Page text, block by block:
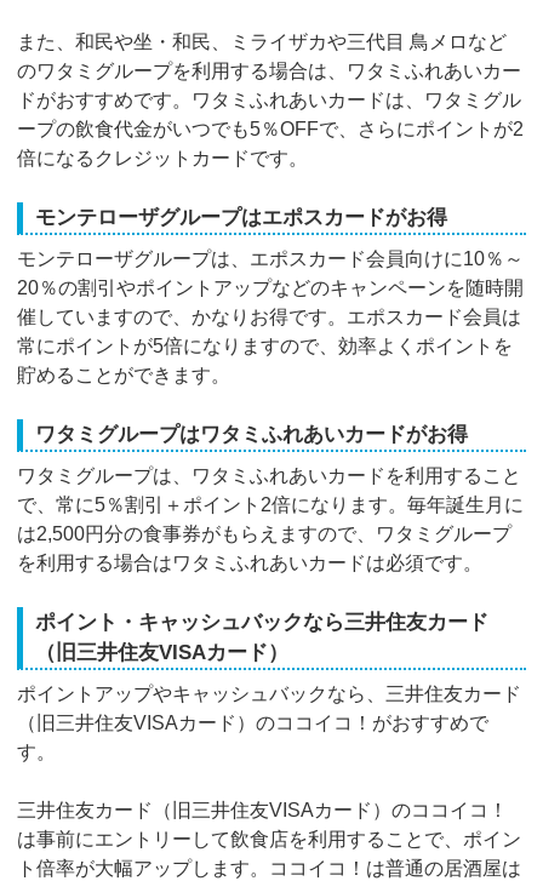
また、和民や坐・和民、ミライザカや三代目 鳥メロなど
のワタミグループを利用する場合は、ワタミふれあいカー
ドがおすすめです。ワタミふれあいカードは、ワタミグル
ープの飲食代金がいつでも5％OFFで、さらにポイントが2
倍になるクレジットカードです。
モンテローザグループはエポスカードがお得
モンテローザグループは、エポスカード会員向けに10％～
20％の割引やポイントアップなどのキャンペーンを随時開
催していますので、かなりお得です。エポスカード会員は
常にポイントが5倍になりますので、効率よくポイントを
貯めることができます。
ワタミグループはワタミふれあいカードがお得
ワタミグループは、ワタミふれあいカードを利用すること
で、常に5％割引＋ポイント2倍になります。毎年誕生月に
は2,500円分の食事券がもらえますので、ワタミグループ
を利用する場合はワタミふれあいカードは必須です。
ポイント・キャッシュバックなら三井住友カード
（旧三井住友VISAカード）
ポイントアップやキャッシュバックなら、三井住友カード
（旧三井住友VISAカード）のココイコ！がおすすめで
す。
三井住友カード（旧三井住友VISAカード）のココイコ！
は事前にエントリーして飲食店を利用することで、ポイン
ト倍率が大幅アップします。ココイコ！は普通の居酒屋は